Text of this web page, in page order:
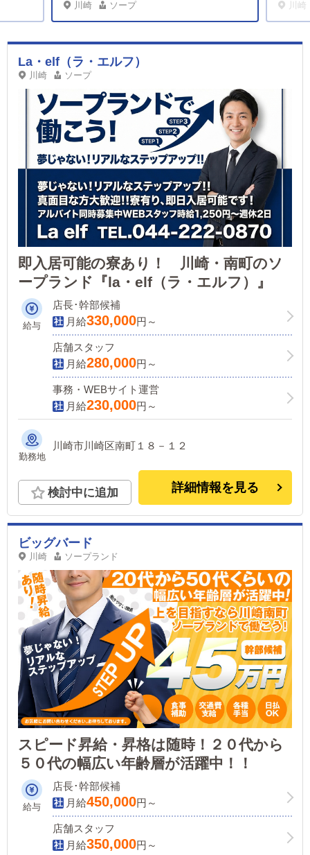
川崎 ソープ 川崎
La・elf（ラ・エルフ）
川崎 ソープ
即入居可能の寮あり！ 川崎・南町のソ
ープランド『la・elf（ラ・エルフ）』
給与
店長･幹部候補
月給330,000円～
店舗スタッフ
月給280,000円～
事務・WEBサイト運営
月給230,000円～
勤務地
川崎市川崎区南町１８－１２
検討中に追加 詳細情報を見る
ビッグバード
川崎 ソープランド
スピード昇給・昇格は随時！２０代から
５０代の幅広い年齢層が活躍中！！
給与
店長･幹部候補
月給450,000円～
店舗スタッフ
月給350,000円～